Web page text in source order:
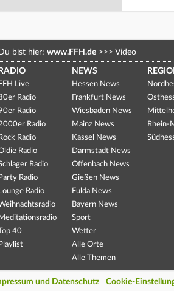
Du bist hier: www.FFH.de >>> Video
RADIO
FFH Live
Radio
Radio
Radio
Rock Radio
Radio
Radio
Party Radio
Lounge Radio
Meditationsradio
Top 40
Playlist
NEWS
Hessen News
Frankfurt News
Wiesbaden News
Mainz News
Kassel News
Darmstadt News
Offenbach News
Gießen News
Fulda News
Bayern News
Sport
Wetter
Alle Orte
Alle Themen
Rhein-
und Datenschutz Cookie-